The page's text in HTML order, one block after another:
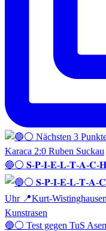
🔵⚪️ 𝐒-𝐏-𝐈-𝐄-𝐋-𝐓-𝐀-𝐂-𝐇
🔵⚪️ Test gegen TuS